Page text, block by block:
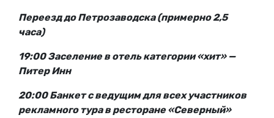
Переезд до Петрозаводска (примерно 2,5
часа)
19:00 Заселение в отель категории «хит» —
Питер Инн
20:00 Банкет с ведущим для всех участников
рекламного тура в ресторане «Северный»